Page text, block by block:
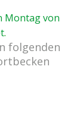
Montag von
.
folgenden